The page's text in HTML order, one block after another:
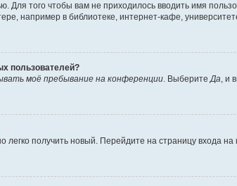
Для того чтобы вам не приходилось вводить имя
например в библиотеке, интернет-кафе,
пользователей?
моё пребывание на конференции. ВыберитеДа, и
легко получить новый. Перейдите на страницу входа